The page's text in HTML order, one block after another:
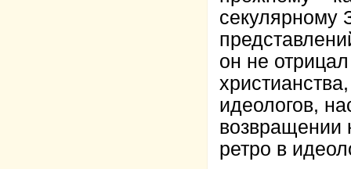
секулярному
он не
идеологов,
возвращении
ретро в